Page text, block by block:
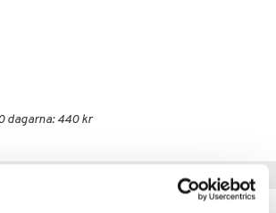
dagarna: 440 kr